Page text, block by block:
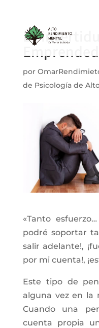
La
por
de Psicología de
«Tanto
podré soportar
salir adelante!,
por mi cuenta!,
Este tipo de
alguna vez en la
Cuando una
cuenta propia